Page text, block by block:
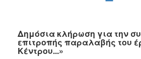
2022
Δημόσια κλήρωση για την
επιτροπής παραλαβής του
Κέντρου...»